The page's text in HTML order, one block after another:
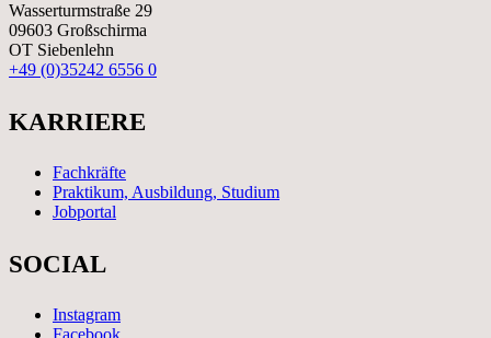
Wasserturmstraße 29
09603 Großschirma
OT Siebenlehn
+49 (0)35242 6556 0
KARRIERE
Fachkräfte
Praktikum, Ausbildung, Studium
Jobportal
SOCIAL
Instagram
Facebook